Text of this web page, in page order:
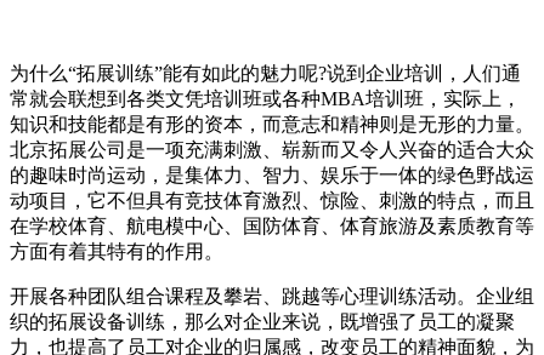
为什么“拓展训练”能有如此的魅力呢?说到企业培训，人们通
常就会联想到各类文凭培训班或各种MBA培训班，实际上，
知识和技能都是有形的资本，而意志和精神则是无形的力量。
北京拓展公司是一项充满刺激、崭新而又令人兴奋的适合大众
的趣味时尚运动，是集体力、智力、娱乐于一体的绿色野战运
动项目，它不但具有竞技体育激烈、惊险、刺激的特点，而且
在学校体育、航电模中心、国防体育、体育旅游及素质教育等
方面有着其特有的作用。
开展各种团队组合课程及攀岩、跳越等心理训练活动。企业组
织的拓展设备训练，那么对企业来说，既增强了员工的凝聚
力，也提高了员工对企业的归属感，改变员工的精神面貌，为